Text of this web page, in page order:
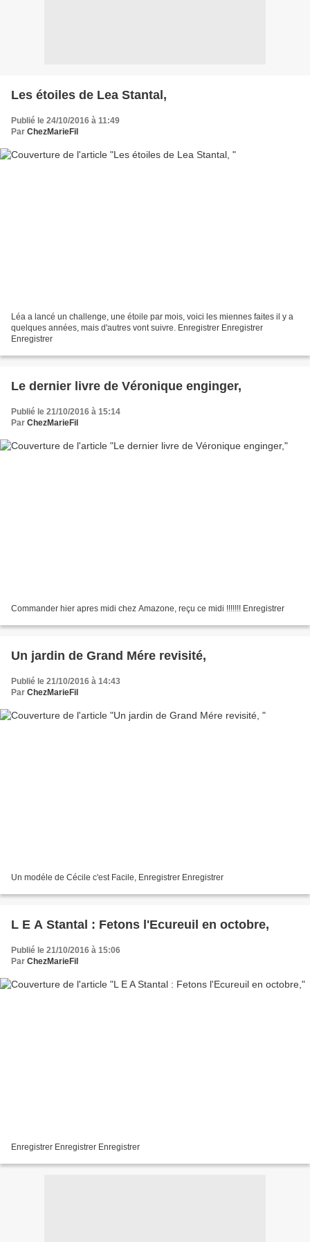
Les étoiles de Lea Stantal,
Publié le 24/10/2016 à 11:49
Par ChezMarieFil
Léa a lancé un challenge, une étoile par mois, voici les miennes faites il y a
quelques années, mais d'autres vont suivre. Enregistrer Enregistrer
Enregistrer
Le dernier livre de Véronique enginger,
Publié le 21/10/2016 à 15:14
Par ChezMarieFil
Commander hier apres midi chez Amazone, reçu ce midi !!!!!!! Enregistrer
Un jardin de Grand Mére revisité,
Publié le 21/10/2016 à 14:43
Par ChezMarieFil
Un modéle de Cécile c'est Facile, Enregistrer Enregistrer
L E A Stantal : Fetons l'Ecureuil en octobre,
Publié le 21/10/2016 à 15:06
Par ChezMarieFil
Enregistrer Enregistrer Enregistrer